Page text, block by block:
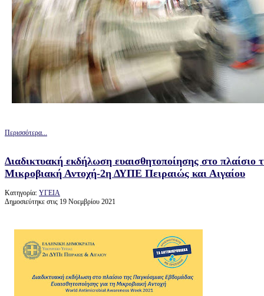
Περισσότερα...
Διαδικτυακή εκδήλωση ευαισθητοποίησης στο πλαίσιο
Μικροβιακή Αντοχή-2η ΔΥΠΕ Πειραιώς και Αιγαίου
Κατηγορία: ΥΓΕΙΑ
Δημοσιεύτηκε στις 19 Νοεμβρίου 2021